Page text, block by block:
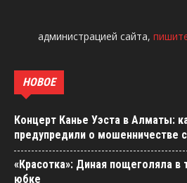
администрацией сайта,
НОВОЕ
Концерт Канье Уэста в Алматы:
предупредили о мошенничестве
«Красотка»: Диная пощеголяла в
юбке